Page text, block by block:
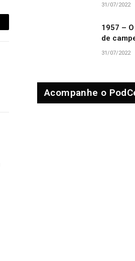
31/07/2022
1957 –
de
31/07/2022
Acompanhe o